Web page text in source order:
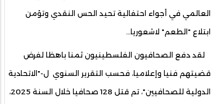
العالمي في أجواء احتفالية تحيد الحس النقدي وتؤمن
ابتلاع "الطعم" لاشعوريا…
لقد دفع الصحافيون الفلسطينيون ثمنا باهظا لفرض
قضيتهم فنيا وإعلاميا، فحسب التقرير السنوي ل-"الاتحادية
الدولية للصحافيين"، تم قتل 128 صحافيا خلال السنة 2025،